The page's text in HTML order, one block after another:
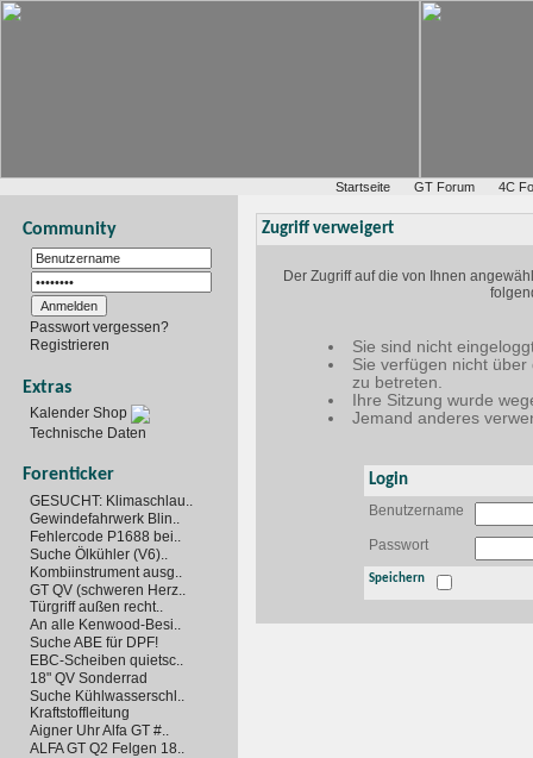
Startseite GT Forum 4C
Community
Passwort vergessen?
Registrieren
Extras
Kalender Shop
Technische Daten
Forenticker
GESUCHT: Klimaschlau..
Gewindefahrwerk Blin..
Fehlercode P1688 bei..
Suche Ölkühler (V6)..
Kombiinstrument ausg..
GT QV (schweren Herz..
Türgriff außen recht..
An alle Kenwood-Besi..
Suche ABE für DPF!
EBC-Scheiben quietsc..
18" QV Sonderrad
Suche Kühlwasserschl..
Kraftstoffleitung
Aigner Uhr Alfa GT #..
ALFA GT Q2 Felgen 18..
Zugriff verweigert
Der Zugriff auf die von Ihnen
Sie sind nicht
Sie verfügen nicht
zu betreten.
Ihre Sitzung wurde
Jemand anderes
Login
Benutzername
Passwort
Speichern